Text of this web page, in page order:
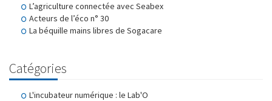
L’agriculture connectée avec Seabex
Acteurs de l’éco n° 30
La béquille mains libres de Sogacare
Catégories
L'incubateur numérique : le Lab'O